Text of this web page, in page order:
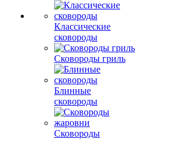
Классические
сковороды
Сковороды гриль
Блинные
сковороды
Сковороды